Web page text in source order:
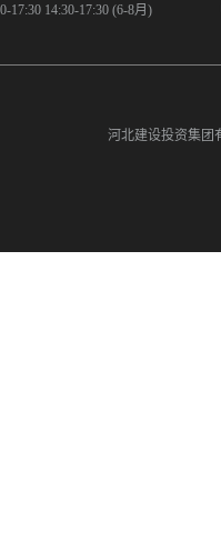
17:30 14:30-17:30 (6-8月)
河北建设投资集团